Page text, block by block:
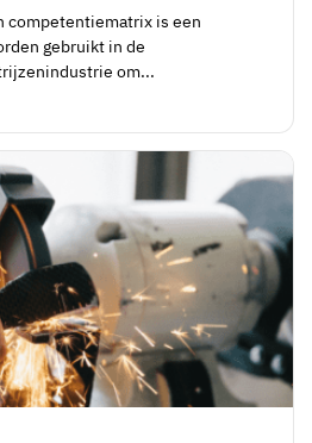
competentiematrix is een
gebruikt in de
om...